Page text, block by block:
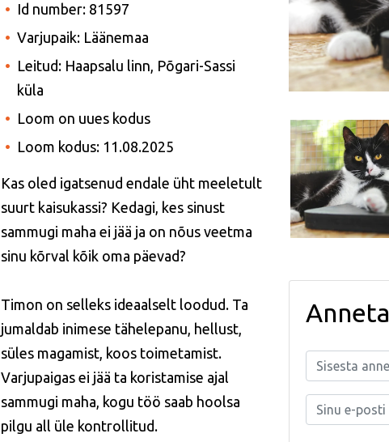
Id number: 81597
Varjupaik: Läänemaa
Leitud: Haapsalu linn, Põgari-Sassi
küla
Loom on uues kodus
Loom kodus: 11.08.2025
Kas oled igatsenud endale üht meeletult
suurt kaisukassi? Kedagi, kes sinust
sammugi maha ei jää ja on nõus veetma
sinu kõrval kõik oma päevad?
Timon on selleks ideaalselt loodud. Ta
jumaldab inimese tähelepanu, hellust,
süles magamist, koos toimetamist.
Varjupaigas ei jää ta koristamise ajal
sammugi maha, kogu töö saab hoolsa
pilgu all üle kontrollitud.